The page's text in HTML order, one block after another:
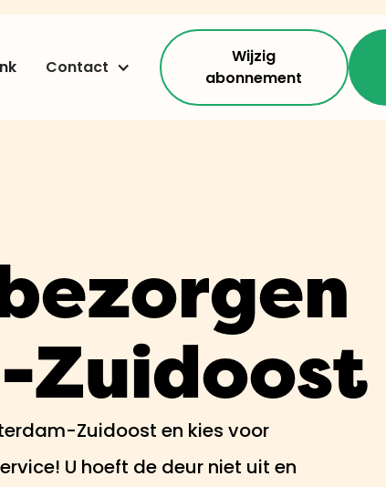
Contact
Wijzig
abonnement
Zuidoost
Zuidoost en kies voor
U hoeft de deur niet uit en